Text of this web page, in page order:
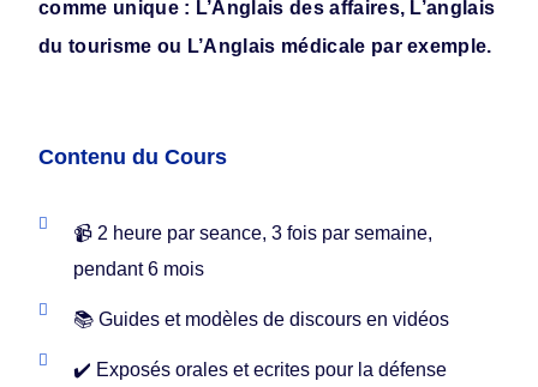
comme unique : L’Anglais des affaires, L’anglais
du tourisme ou L’Anglais médicale par exemple.
Contenu du Cours
📹 2 heure par seance, 3 fois par semaine,
pendant 6 mois
📚 Guides et modèles de discours en vidéos
✔️ Exposés orales et ecrites pour la défense